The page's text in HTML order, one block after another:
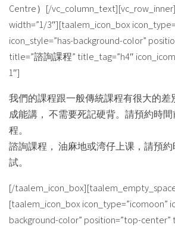
Centre）[/
width=”1/3″][taalem_icon_box
icon_style=”has-background-color”
title=”諮詢課程” title_tag=”h4″
1″]
我們的課程跟一般傳統課程有很大的差
成能講， 不需要死記硬背。請預約時
程。
諮詢課程， 油麻地或湾仔上课，請預
試。
[/
[taalem_icon_box icon_type=”icomoon”
background-color” position=”top-